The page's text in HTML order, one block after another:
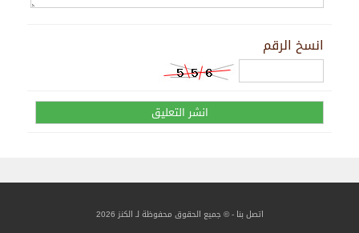
انسخ الرقم
اتصل بنا - © جميع الحقوق محفوظة لـ الكنز 2026